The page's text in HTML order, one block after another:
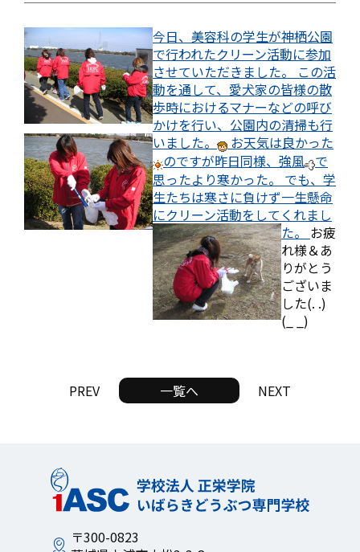
今日、美容科の学生が神栖公園
で行われたクリーン活動に参加
させていただきました。 この活
動を通して、愛犬家の皆様の散
歩時におけるマナーなどの呼び
かけを行い、公園内の清掃も行
いました。
お天気は良かった
のですが昨日同様、強風 で
思ったより寒かった。 でも、学
生たちは寒さに負けず一生懸命
にクリーン活動をしてくれまし
た。 お疲
れ様＆あ
りがとう
ございま
した(. .)
(_ _)
PREV 一覧へ NEXT
〒300-0823